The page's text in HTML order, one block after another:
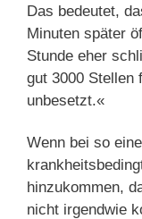
Das bedeutet,
Minuten später
Stunde eher
gut 3000 Stellen
unbesetzt.«
Wenn bei so
hinzukommen,
nicht irgendwie